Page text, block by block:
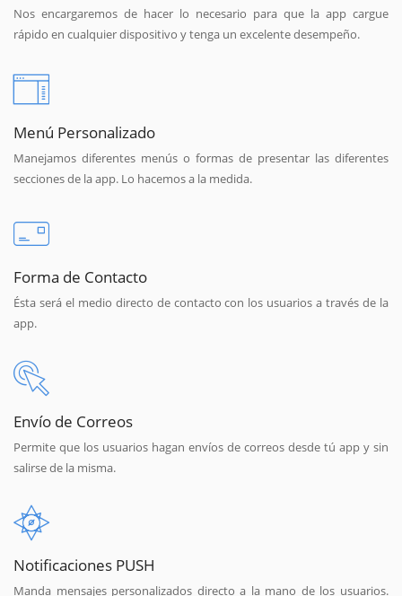
Nos encargaremos de hacer lo necesario para que la app cargue
rápido en cualquier dispositivo y tenga un excelente desempeño.
Menú Personalizado
Manejamos diferentes menús o formas de presentar las diferentes
secciones de la app. Lo hacemos a la medida.
Forma de Contacto
Ésta será el medio directo de contacto con los usuarios a través de la
app.
Envío de Correos
Permite que los usuarios hagan envíos de correos desde tú app y sin
salirse de la misma.
Notificaciones PUSH
Manda mensajes personalizados directo a la mano de los usuarios.